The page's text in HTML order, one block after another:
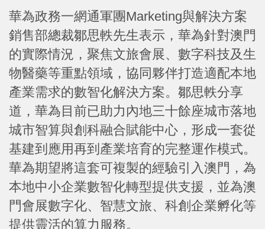
華為政務一網通軍團Marketing與解決方案
銷售部總裁鄒思軼先生表示，華為針對澳門
的實際情況，聚焦文旅會展、數字科技及生
物醫藥等重點領域，協同夥伴打造適配本地
產業需求的數智化解決方案。鄒思軼分享
道，華為目前已助力內地三十餘座城市落地
城市智算與創科融合賦能中心，形成一套從
基建到應用再到產業培育的完整運作模式。
華為期望將這套可複製的經驗引入澳門，為
本地中小企業數智化轉型提供支援，並為澳
門會展數字化、智慧文旅、科創企業孵化等
提供靈活的算力服務。